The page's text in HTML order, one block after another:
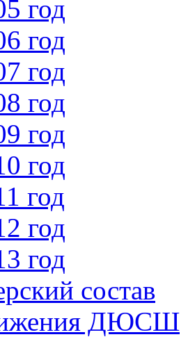
год
год
год
год
год
год
год
год
год
состав
ДЮСШ